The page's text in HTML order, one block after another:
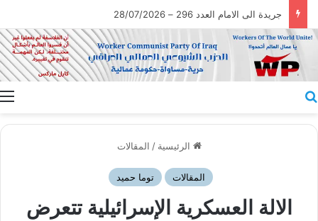
جريدة الى الامام العدد 296 – 28/07/2026
الرئيسية / المقالات
المقالات توما حميد
الالة العسكرية الإسرائيلية تتعرض